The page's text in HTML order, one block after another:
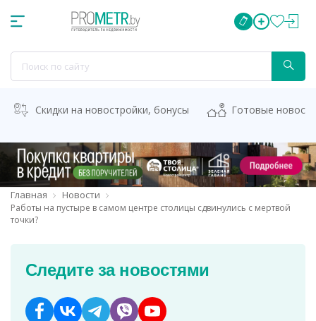
Скидки на новостройки, бонусы Готовые
Главная Новости
Работы на пустыре в самом центре столицы сдвинулись с мертвой
точки?
Следите за новостями